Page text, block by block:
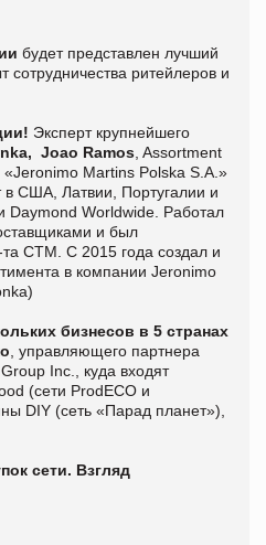
будет представлен лучший
сотрудничества ритейлеров и
Эксперт крупнейшего
Joao Ramos , Assortment
Martins Polska S.A.»
США, Латвии, Португалии и
Daymond Worldwide. Работал
и был
СТМ. С 2015 года создал и
в компании Jeronimo
бизнесов в 5 странах
, управляющего партнера
Inc., куда входят
(сети ProdECO и
DIY (сеть «Парад планет»),
сети. Взгляд